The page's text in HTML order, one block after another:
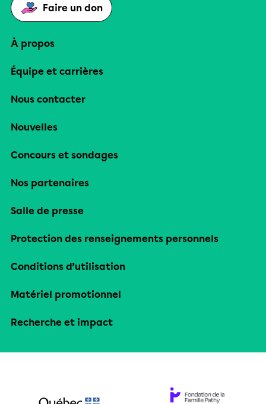
Faire un don
À propos
Équipe et carrières
Nous contacter
Nouvelles
Concours et sondages
Nos partenaires
Salle de presse
Protection des renseignements personnels
Conditions d’utilisation
Matériel promotionnel
Recherche et impact